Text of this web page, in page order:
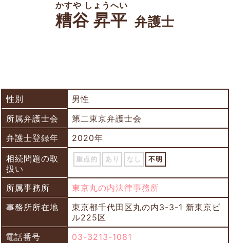
糟谷 昇平
かすや しょうへい
弁護士
性別
男性
所属弁護士会
第二東京弁護士会
弁護士登録年
2020年
相続問題の取
扱い
重点的 あり なし 不明
所属事務所
東京丸の内法律事務所
事務所所在地
東京都千代田区丸の内3-3-1 新東京ビ
ル225区
電話番号
03-3213-1081